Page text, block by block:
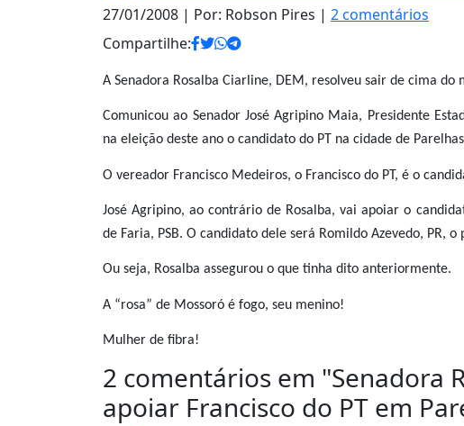
27/01/2008 | Por: Robson Pires | 2 comentários
Compartilhe:
A Senadora Rosalba Ciarline, DEM, resolveu sair de cima do
Comunicou ao Senador José Agripino Maia, Presidente
na eleição deste ano o candidato do PT na cidade de
O vereador Francisco Medeiros, o Francisco do PT, é o
José Agripino, ao contrário de Rosalba, vai apoiar o
de Faria, PSB. O candidato dele será Romildo Azevedo, PR,
Ou seja, Rosalba assegurou o que tinha dito anteriormente.
A “rosa” de Mossoró é fogo, seu menino!
Mulher de fibra!
2 comentários em "Senadora
apoiar Francisco do PT em